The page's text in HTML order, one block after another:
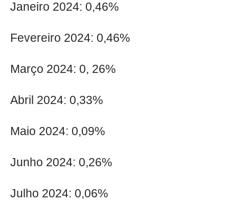
Janeiro 2024: 0,46%
Fevereiro 2024: 0,46%
Março 2024: 0, 26%
Abril 2024: 0,33%
Maio 2024: 0,09%
Junho 2024: 0,26%
Julho 2024: 0,06%